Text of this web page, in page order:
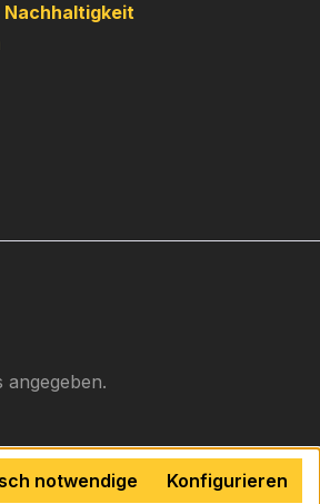
Nachhaltigkeit
notwendige Konfigurieren